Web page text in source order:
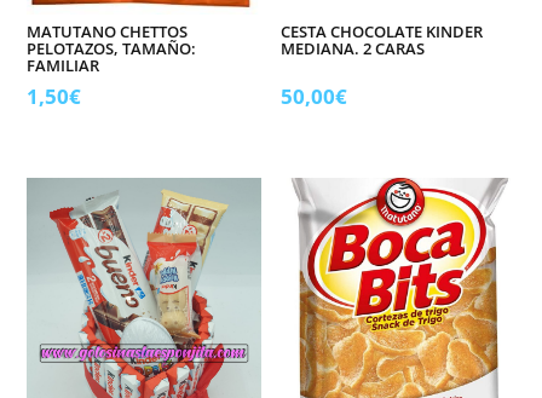
MATUTANO CHETTOS
PELOTAZOS, TAMAÑO:
FAMILIAR
1,50€
CESTA CHOCOLATE KINDER
MEDIANA. 2 CARAS
50,00€